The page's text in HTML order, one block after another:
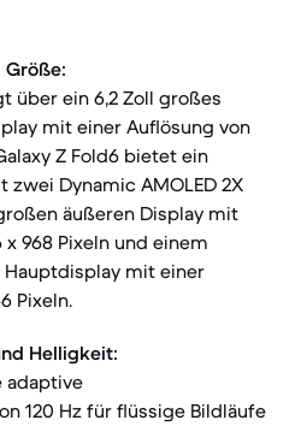
Größe:
über ein 6,2 Zoll großes
mit einer Auflösung von
Z Fold6 bietet ein
Dynamic AMOLED 2X
äußeren Display mit
968 Pixeln und einem
Hauptdisplay mit einer
Pixeln.
Helligkeit:
adaptive
120 Hz für flüssige Bildläufe